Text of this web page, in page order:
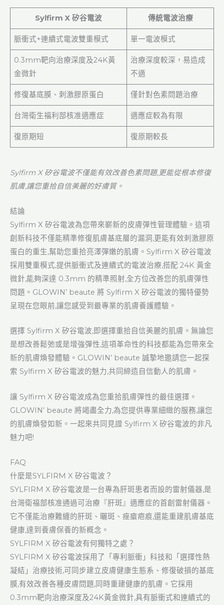
Sylfirm X 矽谷電波 傳統電波治療
脈衝式+連續式電波雙重模式 單一電波模式
0.3mm靶向治療深度及24K黃
金微針
治療深度較深，易造成
不適
修復基底膜、刺激膠原蛋白 僅針對色素問題治療
台灣衛生福利部核准適應症 適應症較為有限
復原期短 復原期較長
Sylfirm X 矽谷電波不僅能有效改善色素問題,更能從根本修復
肌膚,讓您重拾自信美麗的好膚質。
結論
Sylfirm X 矽谷電波為您帶來嶄新的皮膚彈性管理體驗。這項
創新科技不僅能精準修復肌膚基底層的漏洞,更能有效刺激膠原
蛋白的重生,幫助您重拾亮澤彈嫩的肌膚。Sylfirm X 矽谷電波
採用雙重模式,提供脈衝式及連續式的電波治療,搭配 24K 黃金
微針,能夠深達 0.3mm 的精準照射,全方位改善您的肌膚彈性
問題。GLOWIN’ beaute 將 Sylfirm X 矽谷電波的獨特優勢
呈現在您眼前,讓您感受到最專業的肌膚養護體驗。
選擇 Sylfirm X 矽谷電波,即選擇重拾自信美麗的肌膚。無論您
是想改善鬆弛或是增強彈性,這項革命性的科技都能為您帶來全
新的肌膚煥發體驗。GLOWIN’ beaute 誠摯地邀請您一起探
索 Sylfirm X 矽谷電波的魅力,共同締造自信動人的肌膚。
讓 Sylfirm X 矽谷電波成為您重拾肌膚彈性的最佳選擇。
GLOWIN’ beaute 將竭盡全力,為您提供專業細緻的服務,讓您
的肌膚煥發如新。一起來共同見證 Sylfirm X 矽谷電波的非凡
魅力吧!
FAQ
什麼是SYLFIRM X 矽谷電波？
SYLFIRM X 矽谷電波是一台專為肝斑患者而設的雷射儀器,是
台灣衛福部核准通過可治療『肝斑』適應症的首創雷射儀器。
它不僅能治療難纏的肝斑、曬斑、痤瘡疤痕,還能重建肌膚基底
健康,達到養膚保養的新概念。
SYLFIRM X 矽谷電波有何獨特之處？
SYLFIRM X 矽谷電波採用了「專利脈衝」科技和「選擇性熱
凝結」治療技術,可同步建立皮膚健康生態系、修復破損的基底
膜,有效改善各種皮膚問題,同時重建健康的肌膚。它採用
0.3mm靶向治療深度及24K黃金微針,具有脈衝式和連續式的